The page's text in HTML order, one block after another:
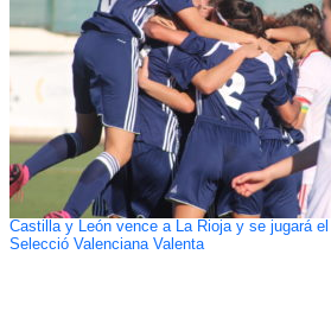
Castilla y León vence a La Rioja y se jugará
Selecció Valenciana Valenta